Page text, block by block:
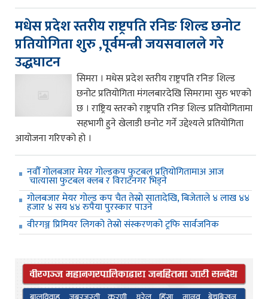
मधेस प्रदेश स्तरीय राष्ट्रपति रनिङ शिल्ड छनोट
प्रतियोगिता शुरु ,पूर्वमन्त्री जयसवालले गरे
उद्धघाटन
सिमरा । मधेस प्रदेश स्तरीय राष्ट्रपति रनिङ शिल्ड
छनोट प्रतियोगिता मंगलबारदेखि सिमरामा सुरु भएको
छ । राष्ट्रिय स्तरको राष्ट्रपति रनिङ शिल्ड प्रतियोगितामा
सहभागी हुने खेलाडी छनोट गर्ने उद्देश्यले प्रतियोगिता
आयोजना गरिएको हो ।
नवौँ गोलबजार मेयर गोल्डकप फुटबल प्रतियोगितामाअ आज
चात्यासा फुटबल क्लब र विराटनगर भिड्ने
गोलबजार मेयर गोल्ड कप चैत तेस्रो सातादेखि, बिजेताले ४ लाख ४४
हजार ४ सय ४४ रुपैया पुरस्कार पाउने
वीरगञ्ज प्रिमियर लिगको तेस्रो संस्करणको ट्रफि सार्वजनिक